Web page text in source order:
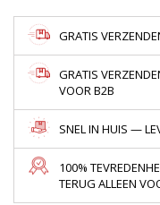
GRATIS
GRATIS
VOOR B2B
SNEL IN HUIS —
100%
TERUG ALLEEN